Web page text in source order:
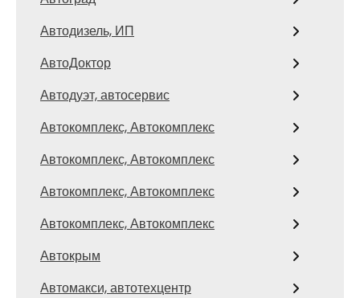
Автодизель, ИП
АвтоДоктор
Автодуэт, автосервис
Автокомплекс, Автокомплекс
Автокомплекс, Автокомплекс
Автокомплекс, Автокомплекс
Автокомплекс, Автокомплекс
Автокрым
Автомакси, автотехцентр